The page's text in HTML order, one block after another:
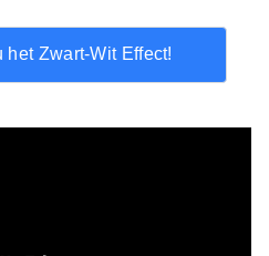
het Zwart-Wit Effect!